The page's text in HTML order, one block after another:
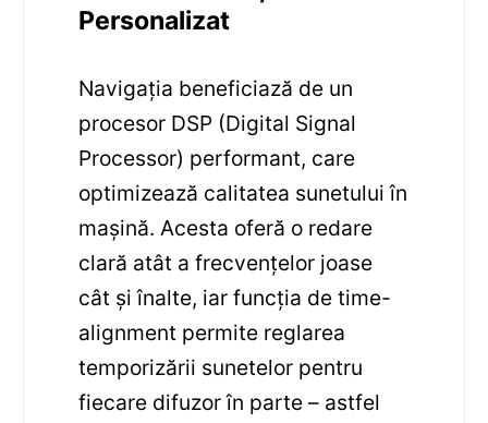
Personalizat
Navigația beneficiază de un
procesor DSP (Digital Signal
Processor) performant, care
optimizează calitatea sunetului în
mașină. Acesta oferă o redare
clară atât a frecvențelor joase
cât și înalte, iar funcția de time-
alignment permite reglarea
temporizării sunetelor pentru
fiecare difuzor în parte – astfel